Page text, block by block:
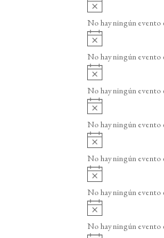
o
v
i
o
No hay ningún evento
v
i
o
No hay ningún evento
v
i
o
No hay ningún evento
v
i
o
No hay ningún evento
v
i
o
No hay ningún evento
v
i
o
No hay ningún evento
v
i
No hay ningún evento